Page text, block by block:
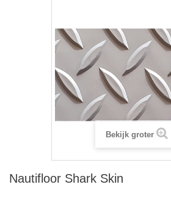
Bekijk groter
Nautifloor Shark Skin